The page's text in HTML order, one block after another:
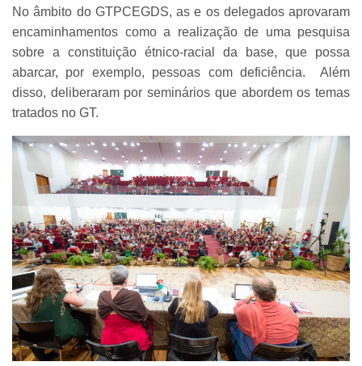
No âmbito do GTPCEGDS, as e os delegados aprovaram
encaminhamentos como a realização de uma pesquisa
sobre a constituição étnico-racial da base, que possa
abarcar, por exemplo, pessoas com deficiência. Além
disso, deliberaram por seminários que abordem os temas
tratados no GT.